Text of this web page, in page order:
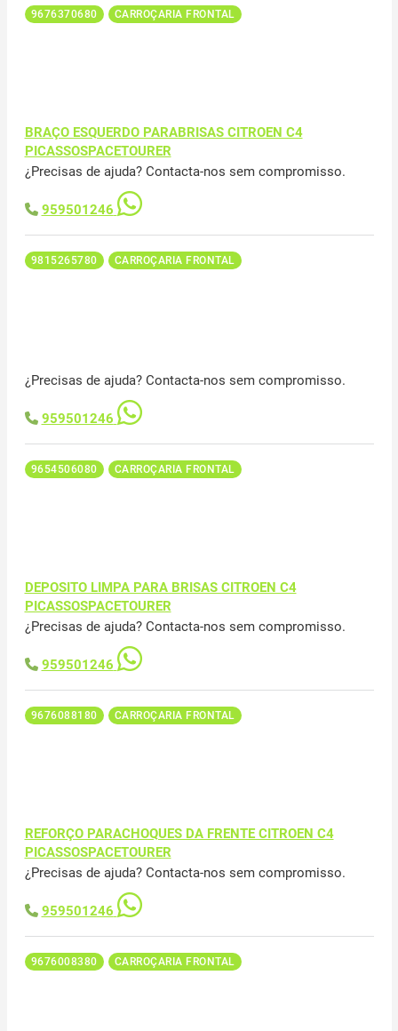
9676370680 CARROÇARIA FRONTAL
BRAÇO ESQUERDO PARABRISAS CITROEN C4
PICASSOSPACETOURER
¿Precisas de ajuda? Contacta-nos sem compromisso.
959501246
9815265780 CARROÇARIA FRONTAL
¿Precisas de ajuda? Contacta-nos sem compromisso.
959501246
9654506080 CARROÇARIA FRONTAL
DEPOSITO LIMPA PARA BRISAS CITROEN C4
PICASSOSPACETOURER
¿Precisas de ajuda? Contacta-nos sem compromisso.
959501246
9676088180 CARROÇARIA FRONTAL
REFORÇO PARACHOQUES DA FRENTE CITROEN C4
PICASSOSPACETOURER
¿Precisas de ajuda? Contacta-nos sem compromisso.
959501246
9676008380 CARROÇARIA FRONTAL